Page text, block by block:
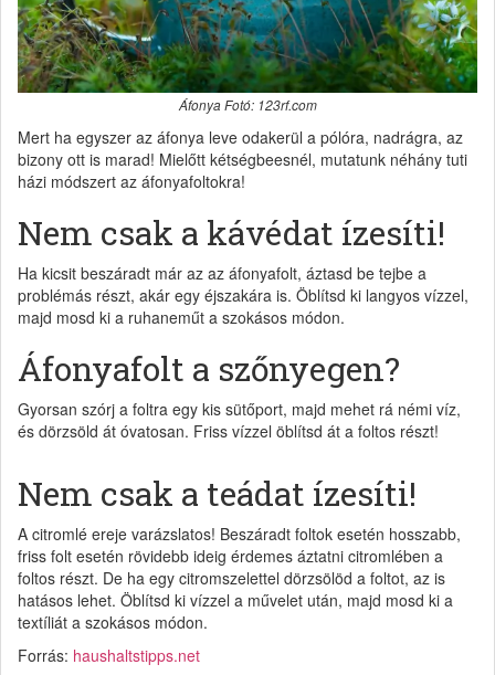
Áfonya Fotó: 123rf.com
Mert ha egyszer az áfonya leve odakerül a pólóra, nadrágra, az
bizony ott is marad! Mielőtt kétségbeesnél, mutatunk néhány tuti
házi módszert az áfonyafoltokra!
Nem csak a kávédat ízesíti!
Ha kicsit beszáradt már az az áfonyafolt, áztasd be tejbe a
problémás részt, akár egy éjszakára is. Öblítsd ki langyos vízzel,
majd mosd ki a ruhaneműt a szokásos módon.
Áfonyafolt a szőnyegen?
Gyorsan szórj a foltra egy kis sütőport, majd mehet rá némi víz,
és dörzsöld át óvatosan. Friss vízzel öblítsd át a foltos részt!
Nem csak a teádat ízesíti!
A citromlé ereje varázslatos! Beszáradt foltok esetén hosszabb,
friss folt esetén rövidebb ideig érdemes áztatni citromlében a
foltos részt. De ha egy citromszelettel dörzsölöd a foltot, az is
hatásos lehet. Öblítsd ki vízzel a művelet után, majd mosd ki a
textíliát a szokásos módon.
Forrás: haushaltstipps.net